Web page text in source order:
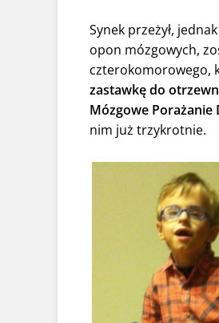
Synek przeżył,
opon mózgowych,
czterokomorowego,
zastawkę do
Mózgowe Porażanie
nim już trzykrotnie.